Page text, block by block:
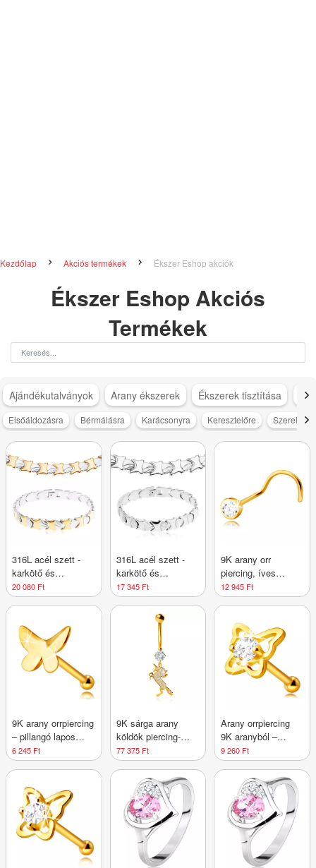
Kezdőlap Akciós termékek Ékszer Eshop akciók
Ékszer Eshop Akciós
Termékek
Ajándékutalványok Arany ékszerek Ékszerek tisztítása
Elsőáldozásra Bérmálásra Karácsonyra Keresztelőre
316L acél szett -
karkötő és
nyaklánc, ezüst és
arany színű díszítő
20 080 Ft
316L acél szett -
karkötő és
nyaklánc, fényes-
matt díszítő elemek
17 345 Ft
9K arany orr
piercing, íves
véggel - átlátszó
cirkónia, kerek
12 945 Ft
9K arany orrpiercing
– pillangó lapos
felülettel és kissé
ívelt szárnyakkal
6 245 Ft
9K sárga arany
köldök piercing-
ugró egyszarvúval
és tiszta
cirkóniákkal
77 375 Ft
Arany orrpiercing
9K aranyból –
pillangó kontúr egy
kerek átlátszó
cirkóniával, 2 mm
9 260 Ft